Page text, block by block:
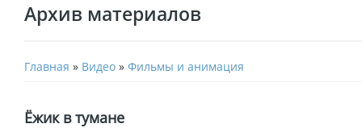
Архив материалов
Главная » Видео » Фильмы и анимация
Ёжик в тумане